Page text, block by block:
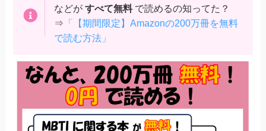
などが すべて無料で読めるの知ってた？
⇒ 「【期間限定】Amazonの200万冊を無料
で読む方法」